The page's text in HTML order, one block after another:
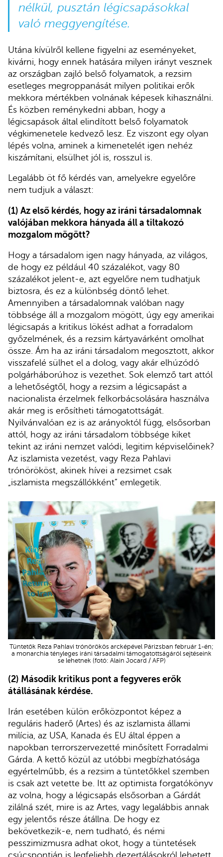
nélkül, pusztán légicsapásokkal
való meggyengítése.
Utána kívülről kellene figyelni az eseményeket,
kivárni, hogy ennek hatására milyen irányt vesznek
az országban zajló belső folyamatok, a rezsim
esetleges megroppanását milyen politikai erők
mekkora mértékben volnának képesek kihasználni.
És közben reménykedni abban, hogy a
légicsapások által elindított belső folyamatok
végkimenetele kedvező lesz. Ez viszont egy olyan
lépés volna, aminek a kimenetelét igen nehéz
kiszámítani, elsülhet jól is, rosszul is.
Legalább öt fő kérdés van, amelyekre egyelőre
nem tudjuk a választ:
(1) Az első kérdés, hogy az iráni társadalomnak
valójában mekkora hányada áll a tiltakozó
mozgalom mögött?
Hogy a társadalom igen nagy hányada, az világos,
de hogy ez például 40 százalékot, vagy 80
százalékot jelent-e, azt egyelőre nem tudhatjuk
biztosra, és ez a különbség döntő lehet.
Amennyiben a társadalomnak valóban nagy
többsége áll a mozgalom mögött, úgy egy amerikai
légicsapás a kritikus lökést adhat a forradalom
győzelmének, és a rezsim kártyavárként omolhat
össze. Ám ha az iráni társadalom megosztott, akkor
visszafelé sülhet el a dolog, vagy akár elhúzódó
polgárháborúhoz is vezethet. Sok elemző tart attól
a lehetőségtől, hogy a rezsim a légicsapást a
nacionalista érzelmek felkorbácsolására használva
akár meg is erősítheti támogatottságát.
Nyilvánvalóan ez is az arányoktól függ, elsősorban
attól, hogy az iráni társadalom többsége kiket
tekint az iráni nemzet valódi, legitim képviselőinek?
Az iszlamista vezetést, vagy Reza Pahlavi
trónörököst, akinek hívei a rezsimet csak
„iszlamista megszállókként” emlegetik.
Tüntetők Reza Pahlavi trónörökös arcképével Párizsban február 1-én;
a monarchia tényleges iráni társadalmi támogatottságáról sejtéseink
se lehetnek (fotó: Alain Jocard / AFP)
(2) Második kritikus pont a fegyveres erők
átállásának kérdése.
Irán esetében külön erőközpontot képez a
reguláris haderő (Artes) és az iszlamista állami
milícia, az USA, Kanada és EU által éppen a
napokban terrorszervezetté minősített Forradalmi
Gárda. A kettő közül az utóbbi megbízhatósága
egyértelműbb, és a rezsim a tüntetőkkel szemben
is csak azt vetette be. Itt az optimista forgatókönyv
az volna, hogy a légicsapás elsősorban a Gárdát
zilálná szét, mire is az Artes, vagy legalábbis annak
egy jelentős része átállna. De hogy ez
bekövetkezik-e, nem tudható, és némi
pesszimizmusra adhat okot, hogy a tüntetések